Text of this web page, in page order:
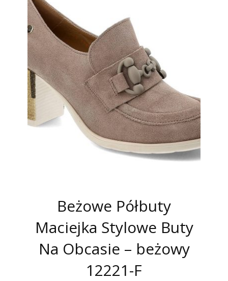
Beżowe Półbuty
Maciejka Stylowe Buty
Na Obcasie – beżowy
12221-F